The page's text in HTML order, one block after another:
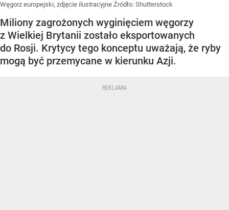
Węgorz europejski, zdjęcie ilustracyjne Źródło: Shutterstock
Miliony zagrożonych wyginięciem węgorzy
z Wielkiej Brytanii zostało eksportowanych
do Rosji. Krytycy tego konceptu uważają, że ryby
mogą być przemycane w kierunku Azji.